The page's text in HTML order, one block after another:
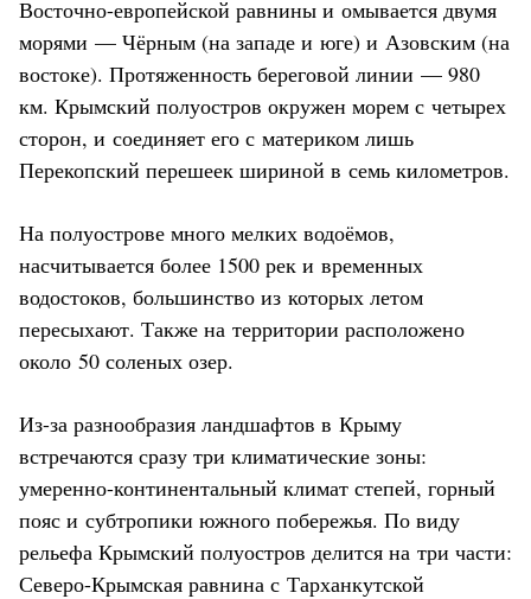
Восточно-европейской равнины и омывается двумя
морями — Чёрным (на западе и юге) и Азовским (на
востоке). Протяженность береговой линии — 980
км. Крымский полуостров окружен морем с четырех
сторон, и соединяет его с материком лишь
Перекопский перешеек шириной в семь километров.
На полуострове много мелких водоёмов,
насчитывается более 1500 рек и временных
водостоков, большинство из которых летом
пересыхают. Также на территории расположено
около 50 соленых озер.
Из-за разнообразия ландшафтов в Крыму
встречаются сразу три климатические зоны:
умеренно-континентальный климат степей, горный
пояс и субтропики южного побережья. По виду
рельефа Крымский полуостров делится на три части:
Северо-Крымская равнина с Тарханкутской